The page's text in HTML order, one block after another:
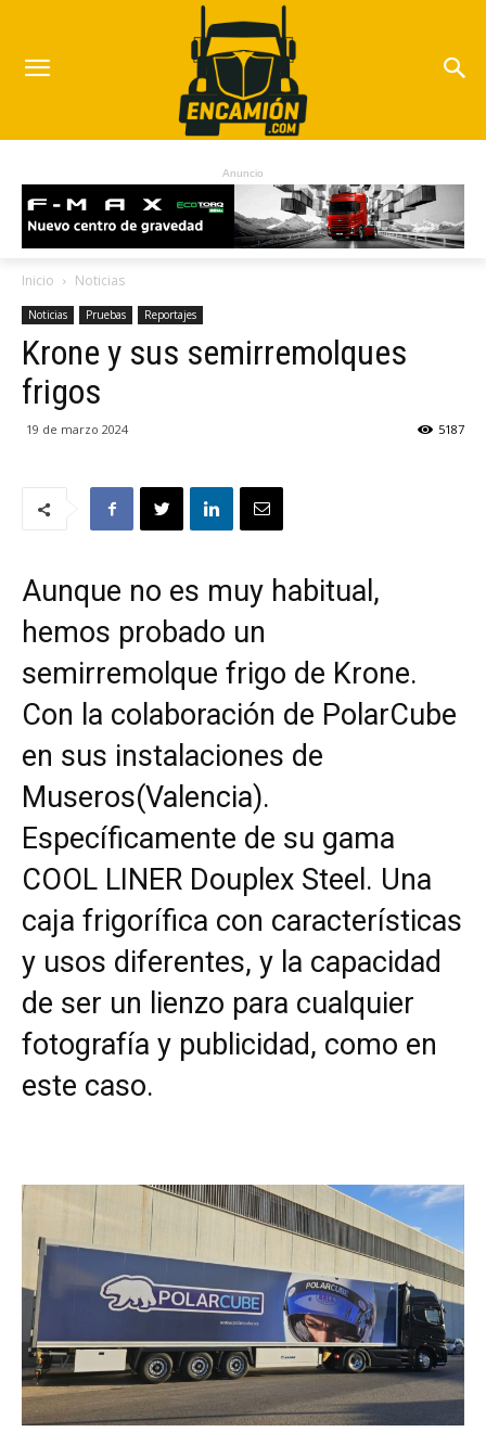
Anuncio
Inicio Noticias
Noticias Pruebas Reportajes
Krone y sus semirremolques
frigos
19 de marzo 2024 5187
Aunque no es muy habitual,
hemos probado un
semirremolque frigo de Krone.
Con la colaboración de PolarCube
en sus instalaciones de
Museros(Valencia).
Específicamente de su gama
COOL LINER Douplex Steel. Una
caja frigorífica con características
y usos diferentes, y la capacidad
de ser un lienzo para cualquier
fotografía y publicidad, como en
este caso.